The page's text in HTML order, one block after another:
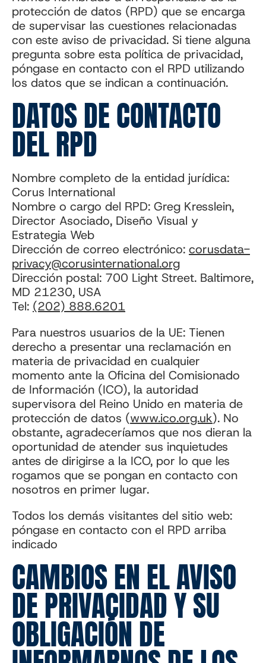
protección de datos (RPD) que se encarga
de supervisar las cuestiones relacionadas
con este aviso de privacidad. Si tiene alguna
pregunta sobre esta política de privacidad,
póngase en contacto con el RPD utilizando
los datos que se indican a continuación.
DATOS DE CONTACTO
DEL RPD
Nombre completo de la entidad jurídica:
Corus International
Nombre o cargo del RPD: Greg Kresslein,
Director Asociado, Diseño Visual y
Estrategia Web
Dirección de correo electrónico: corusdata-
privacy@corusinternational.org
Dirección postal: 700 Light Street. Baltimore,
MD 21230, USA
Tel: (202) 888.6201
Para nuestros usuarios de la UE: Tienen
derecho a presentar una reclamación en
materia de privacidad en cualquier
momento ante la Oficina del Comisionado
de Información (ICO), la autoridad
supervisora del Reino Unido en materia de
protección de datos (www.ico.org.uk(se abre
). No
obstante, agradeceríamos que nos dieran la
oportunidad de atender sus inquietudes
antes de dirigirse a la ICO, por lo que les
rogamos que se pongan en contacto con
nosotros en primer lugar.
Todos los demás visitantes del sitio web:
póngase en contacto con el RPD arriba
indicado
CAMBIOS EN EL AVISO
DE PRIVACIDAD Y SU
OBLIGACIÓN DE